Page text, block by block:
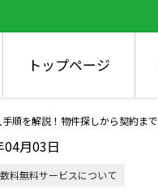
トップページ
順を解説！物件探しから契約まで
04月03日
料無料サービスについて